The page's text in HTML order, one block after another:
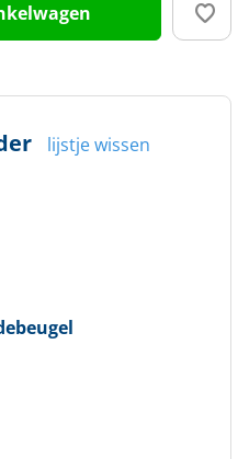
lijstje wissen